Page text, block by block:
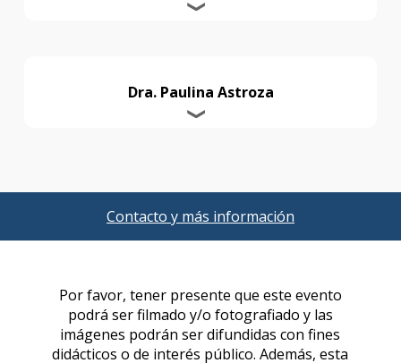
Dra. Paulina Astroza
Contacto y más información